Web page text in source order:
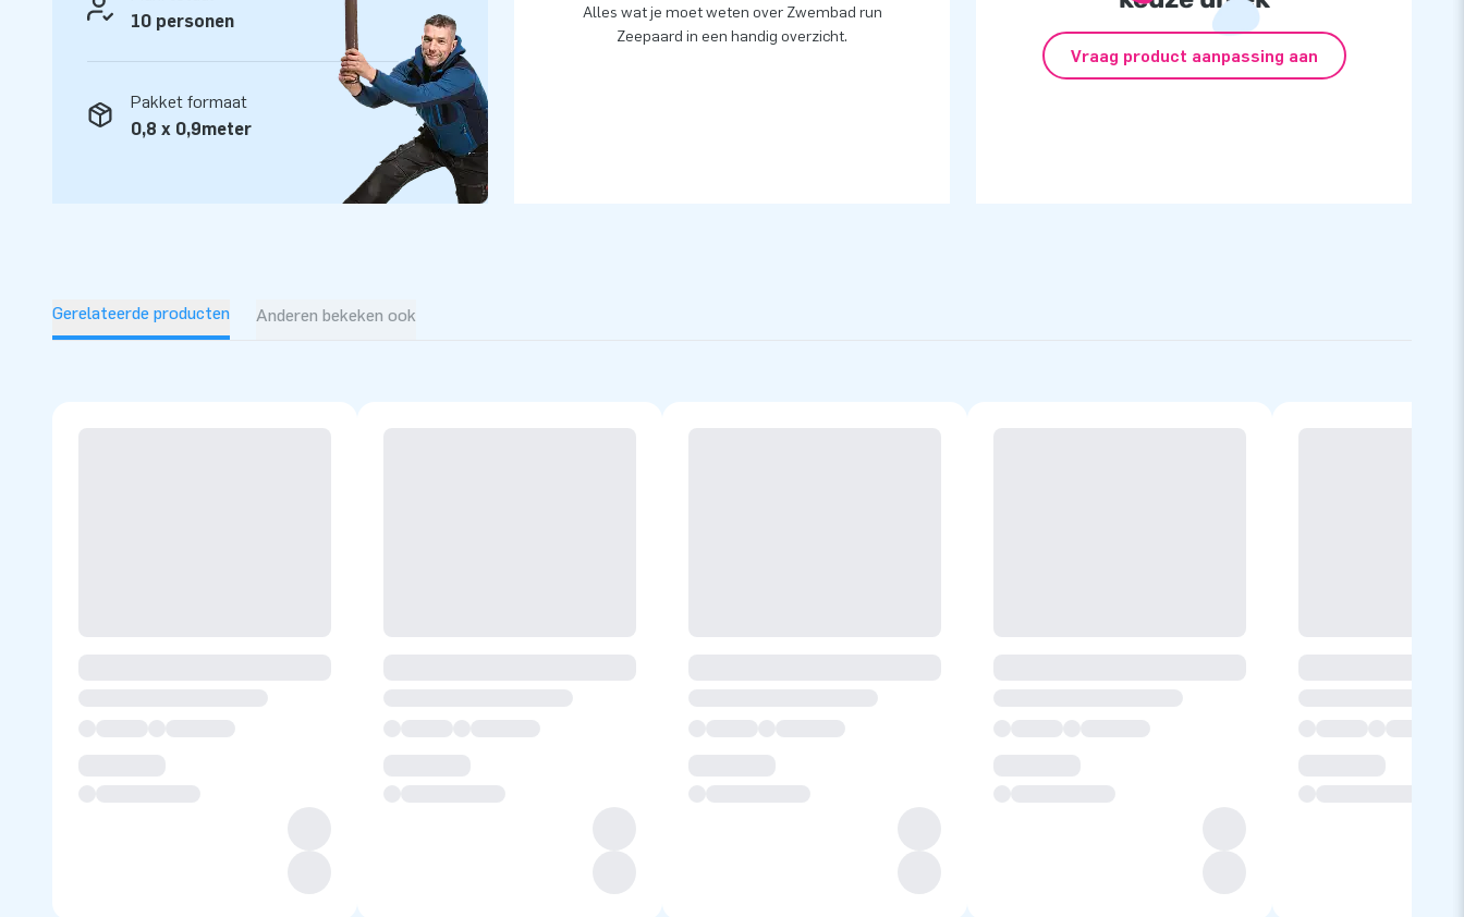
10 personen
Pakket formaat
0,8 x 0,9meter
Alles wat je moet weten over Zwembad run
Zeepaard in een handig overzicht.
Vraag product aanpassing aan
Gerelateerde producten Anderen bekeken ook